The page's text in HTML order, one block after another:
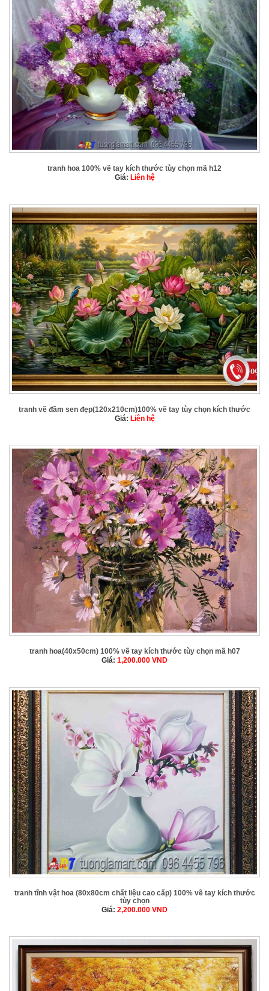
tranh hoa 100% vẽ tay kích thước tùy chọn mã h12
Giá: Liên hệ
tranh vẽ đầm sen đẹp(120x210cm)100% vẽ tay tùy chọn kích thước
Giá: Liên hệ
tranh hoa(40x50cm) 100% vẽ tay kích thước tùy chọn mã h07
Giá: 1,200.000 VND
tranh tĩnh vật hoa (80x80cm chất liệu cao cấp) 100% vẽ tay kích thước
tùy chọn
Giá: 2,200.000 VND